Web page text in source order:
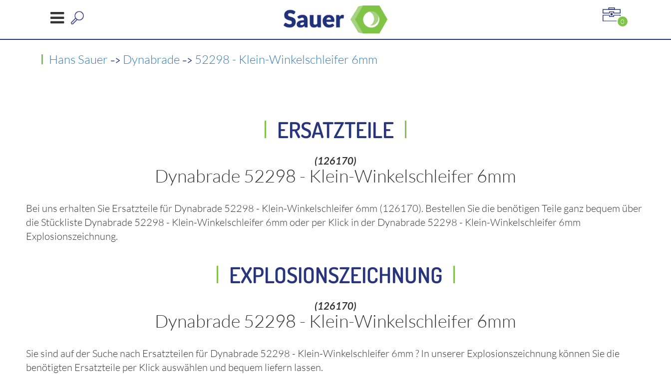
0
Hans Sauer -> Dynabrade -> 52298 - Klein-Winkelschleifer 6mm
ERSATZTEILE
(126170)
Dynabrade 52298 - Klein-Winkelschleifer 6mm
Bei uns erhalten Sie Ersatzteile für Dynabrade 52298 - Klein-Winkelschleifer 6mm (126170). Bestellen Sie die benötigen Teile ganz bequem über
die Stückliste Dynabrade 52298 - Klein-Winkelschleifer 6mm oder per Klick in der Dynabrade 52298 - Klein-Winkelschleifer 6mm
Explosionszeichnung.
EXPLOSIONSZEICHNUNG
(126170)
Dynabrade 52298 - Klein-Winkelschleifer 6mm
Sie sind auf der Suche nach Ersatzteilen für Dynabrade 52298 - Klein-Winkelschleifer 6mm? In unserer Explosionszeichnung können Sie die
benötigten Ersatzteile per Klick auswählen und bequem liefern lassen.